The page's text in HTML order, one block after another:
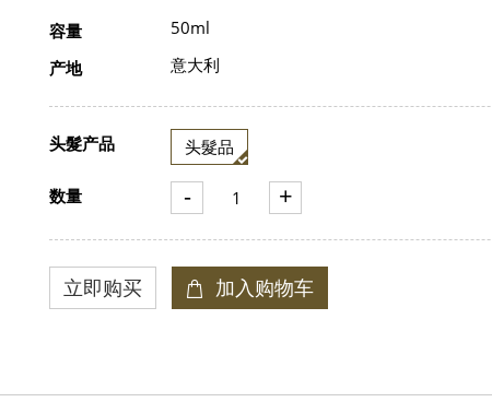
容量
50ml
产地
意大利
头髮产品 头髮品
数量 - +